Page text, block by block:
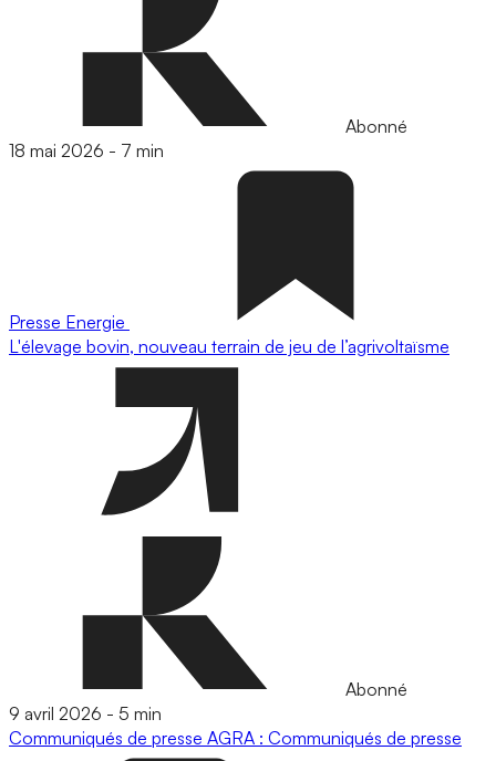
Abonné
18 mai 2026 - 7 min
Presse Energie
L'élevage bovin, nouveau terrain de jeu de l’agrivoltaïsme
Abonné
9 avril 2026 - 5 min
Communiqués de presse AGRA : Communiqués de presse